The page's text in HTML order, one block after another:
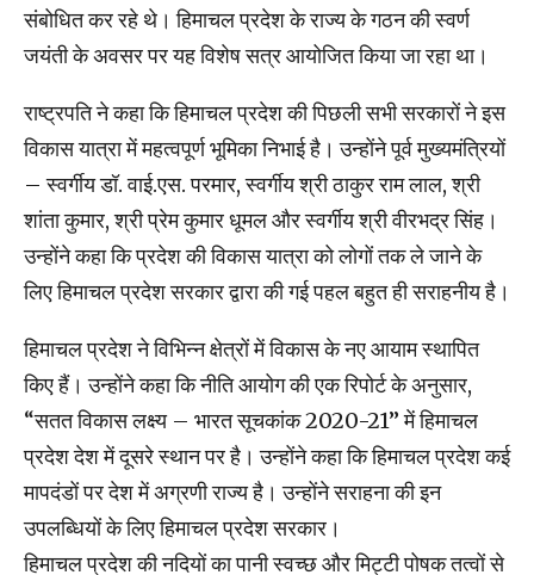
संबोधित कर रहे थे। हिमाचल प्रदेश के राज्य के गठन की स्वर्ण
जयंती के अवसर पर यह विशेष सत्र आयोजित किया जा रहा था।
राष्ट्रपति ने कहा कि हिमाचल प्रदेश की पिछली सभी सरकारों ने इस
विकास यात्रा में महत्वपूर्ण भूमिका निभाई है। उन्होंने पूर्व मुख्यमंत्रियों
– स्वर्गीय डॉ. वाई.एस. परमार, स्वर्गीय श्री ठाकुर राम लाल, श्री
शांता कुमार, श्री प्रेम कुमार धूमल और स्वर्गीय श्री वीरभद्र सिंह।
उन्होंने कहा कि प्रदेश की विकास यात्रा को लोगों तक ले जाने के
लिए हिमाचल प्रदेश सरकार द्वारा की गई पहल बहुत ही सराहनीय है।
हिमाचल प्रदेश ने विभिन्न क्षेत्रों में विकास के नए आयाम स्थापित
किए हैं। उन्होंने कहा कि नीति आयोग की एक रिपोर्ट के अनुसार,
“सतत विकास लक्ष्य – भारत सूचकांक 2020-21” में हिमाचल
प्रदेश देश में दूसरे स्थान पर है। उन्होंने कहा कि हिमाचल प्रदेश कई
मापदंडों पर देश में अग्रणी राज्य है। उन्होंने सराहना की इन
उपलब्धियों के लिए हिमाचल प्रदेश सरकार।
हिमाचल प्रदेश की नदियों का पानी स्वच्छ और मिट्टी पोषक तत्वों से